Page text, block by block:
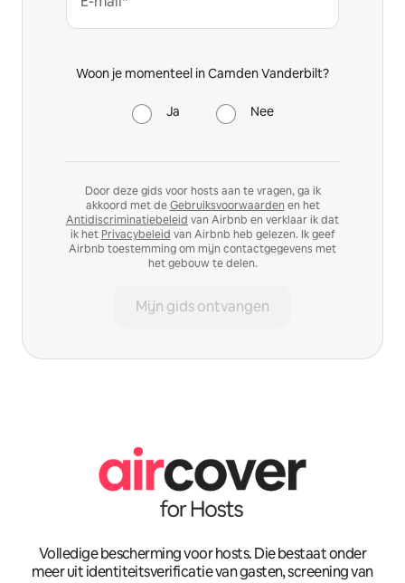
Woon je momenteel in Camden Vanderbilt?
Ja Nee
Door deze gids voor hosts aan te vragen, ga ik
akkoord met deGebruiksvoorwaarden en het
Antidiscriminatiebeleid van Airbnb en verklaar ik dat
ik het Privacybeleid van Airbnb heb gelezen. Ik geef
Airbnb toestemming om mijn contactgegevens met
het gebouw te delen.
Mijn gids ontvangen
Volledige bescherming voor hosts. Die bestaat onder
meer uit identiteitsverificatie van gasten, screening van